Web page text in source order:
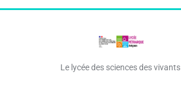
Le lycée des sciences des vivants